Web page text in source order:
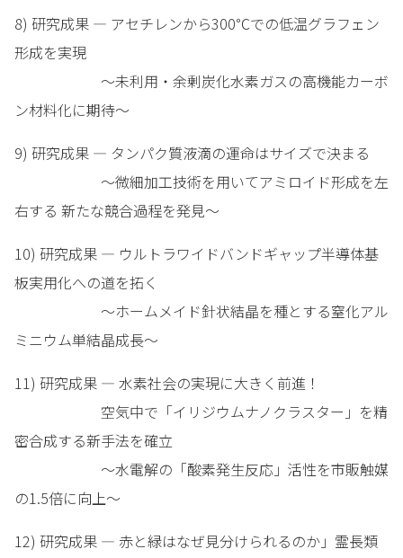
8) 研究成果 — アセチレンから300℃での低温グラフェン
形成を実現
～未利用・余剰炭化水素ガスの高機能カーボ
ン材料化に期待～
9) 研究成果 — タンパク質液滴の運命はサイズで決まる
～微細加工技術を用いてアミロイド形成を左
右する 新たな競合過程を発見～
10) 研究成果 — ウルトラワイドバンドギャップ半導体基
板実用化への道を拓く
～ホームメイド針状結晶を種とする窒化アル
ミニウム単結晶成長～
11) 研究成果 — 水素社会の実現に大きく前進！
空気中で「イリジウムナノクラスター」を精
密合成する新手法を確立
～水電解の「酸素発生反応」活性を市販触媒
の1.5倍に向上～
12) 研究成果 — 赤と緑はなぜ見分けられるのか」霊長類